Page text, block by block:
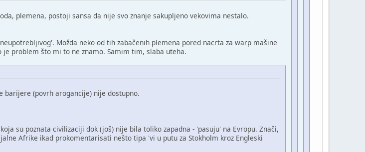
plemena, postoji sansa da nije svo znanje sakupljeno vekovima nestalo.
Možda neko od tih zabačenih plemena pored nacrta za warp mašine
problem što mi to ne znamo. Samim tim, slaba uteha.
barijere (povrh arogancije) nije dostupno.
su poznata civilizaciji dok (još) nije bila toliko zapadna - 'pasuju' na Evropu. Znači,
Afrike ikad prokomentarisati nešto tipa 'vi u putu za Stokholm kroz Engleski